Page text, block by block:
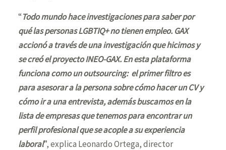
“Todo mundo hace investigaciones para saber por
qué las personas LGBTIQ+ no tienen empleo. GAX
accionó a través de una investigación que hicimos y
se creó el proyecto INEO-GAX. En esta plataforma
funciona como un outsourcing: el primer filtro es
para asesorar a la persona sobre cómo hacer un CV y
cómo ir a una entrevista, además buscamos en la
lista de empresas que tenemos para encontrar un
perfil profesional que se acople a su experiencia
laboral”, explica Leonardo Ortega, director